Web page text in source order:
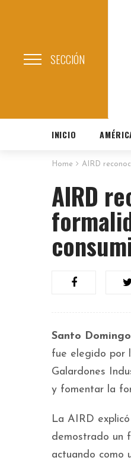
SECCIÓN
INICIO
Home AIRD
AIRD
Santo
fue elegido por
Galardones
y fomentar la
La AIRD
demostrado un
actuando como